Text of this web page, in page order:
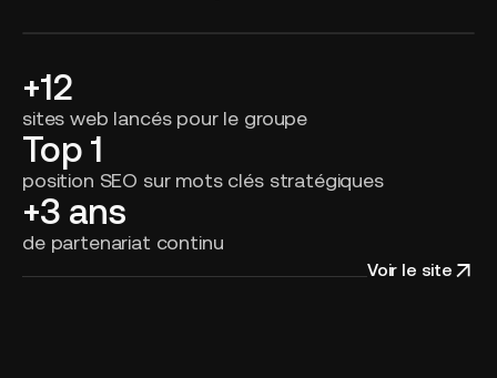
+12
sites web lancés pour le groupe
Top 1
position SEO sur mots clés stratégiques
+3 ans
de partenariat continu
Voir le site